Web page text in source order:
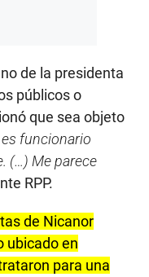
de la presidenta
públicos o
que sea objeto
funcionario
(…) Me parece
RPP.
de Nicanor
ubicado en
para una